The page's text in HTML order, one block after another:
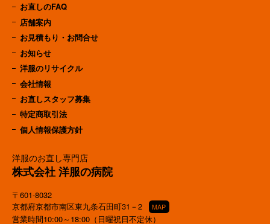
洋服のお直し専門店
株式会社 洋服の病院
〒601-8032
京都府京都市南区東九条石田町31－2
MAP
営業時間10:00～18:00（日曜祝日不定休）
お直しのFAQ
店舗案内
お見積もり・お問合せ
お知らせ
洋服のリサイクル
会社情報
お直しスタッフ募集
特定商取引法
個人情報保護方針